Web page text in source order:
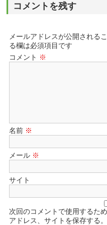
コメントを残す
メールアドレスが公開される
る欄は必須項目です
コメント ※
名前 ※
メール ※
サイト
次回のコメントで使用するた
アドレス、サイトを保存する。